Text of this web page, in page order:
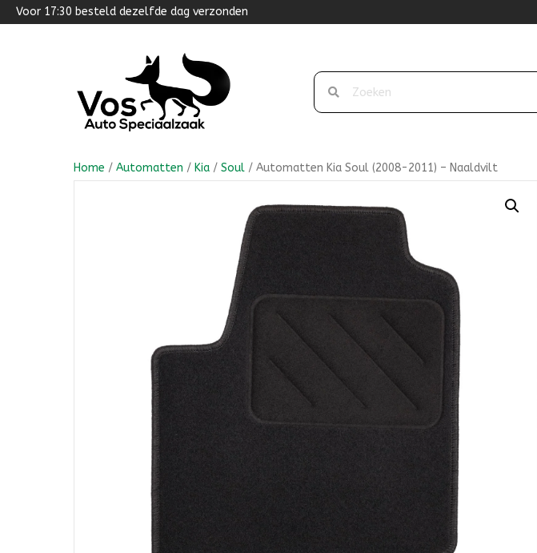
Voor 17:30 besteld dezelfde dag verzonden
Home / Automatten / Kia / Soul / Automatten Kia Soul (2008-2011) – Naaldvilt